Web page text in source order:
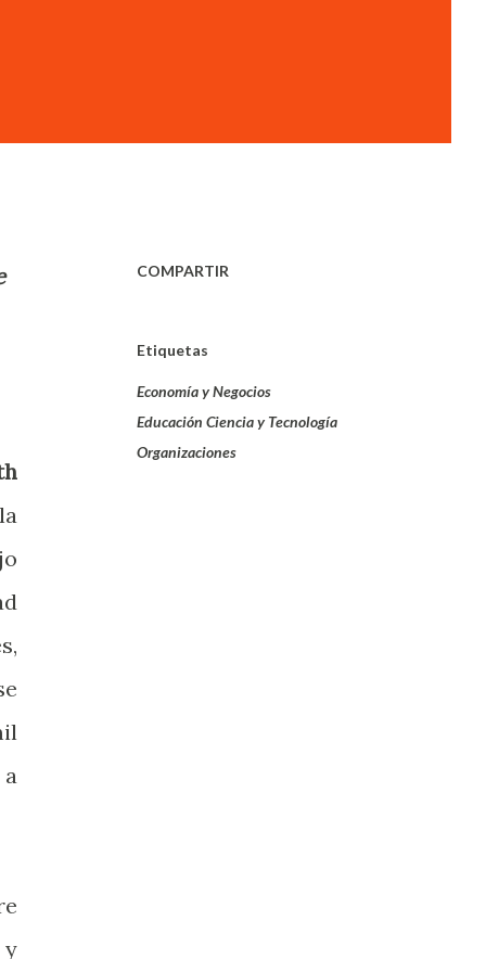
y
COMPARTIR
Etiquetas
Economía y Negocios
Educación Ciencia y Tecnología
Organizaciones